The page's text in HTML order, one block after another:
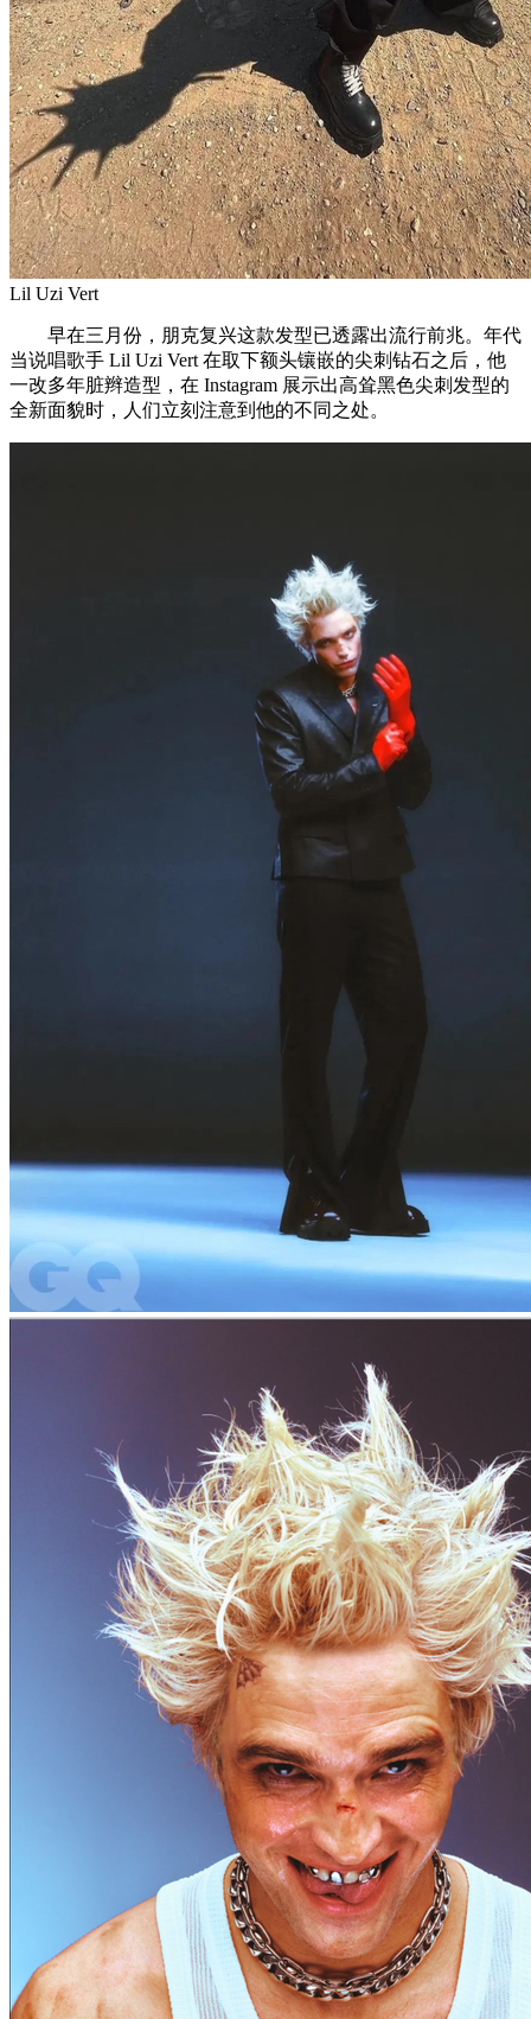
Lil Uzi Vert
早在三月份，朋克复兴这款发型已透露出流行前兆。年代
当说唱歌手 Lil Uzi Vert 在取下额头镶嵌的尖刺钻石之后，他
一改多年脏辫造型，在 Instagram 展示出高耸黑色尖刺发型的
全新面貌时，人们立刻注意到他的不同之处。